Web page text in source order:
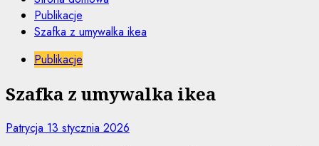
Publikacje
Szafka z umywalka ikea
Publikacje
Szafka z umywalka ikea
Patrycja 13 stycznia 2026